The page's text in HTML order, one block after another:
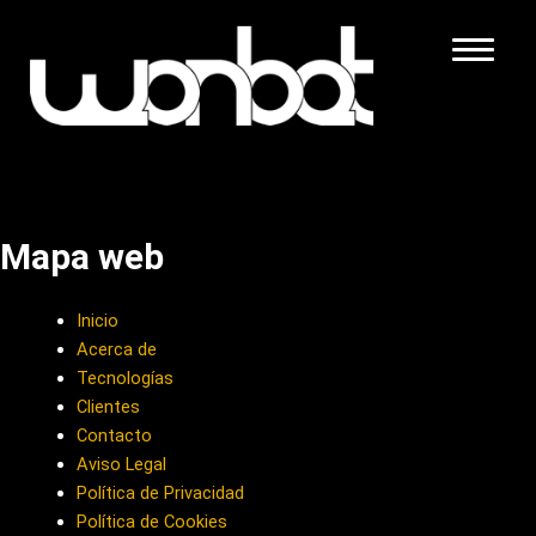
Home
Wonbat
Contacto
Mapa web
Inicio
Acerca de
Tecnologías
Clientes
Contacto
Aviso Legal
Política de Privacidad
Política de Cookies